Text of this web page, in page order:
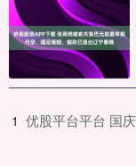
1 优股平台平台 国